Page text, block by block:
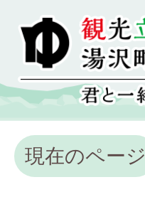
現在のページ